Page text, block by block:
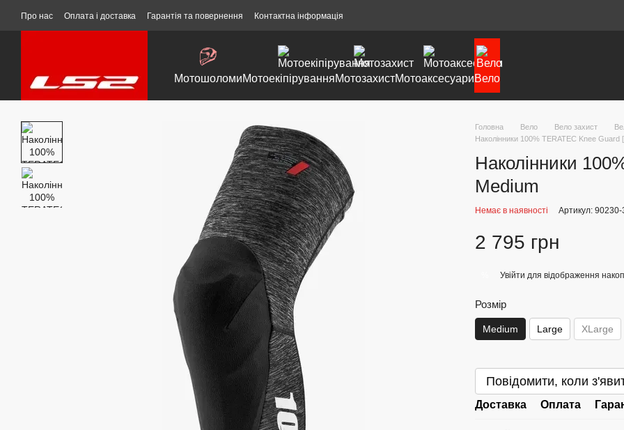
Перейти до основного контенту
Про нас Оплата і доставка Гарантія та повернення Контактна інформація
МотошоломиМотоекіпіруванняМотозахистМотоаксесуариВело
Головна Вело Вело захист
Наколінники 100% TERATEC Knee Guard
Наколінники
Medium
Немає в наявності Артикул: 90230-
2 795 грн
Увійти для відображення
Розмір
Medium Large XLarge
Повідомити, коли
Доставка Оплата